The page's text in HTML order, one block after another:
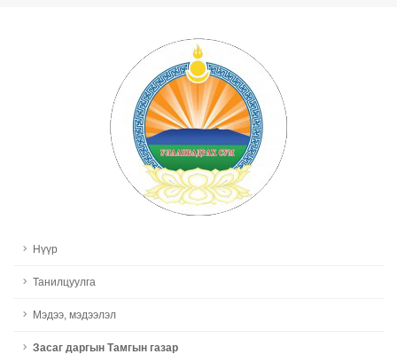
Нүүр
Танилцуулга
Мэдээ, мэдээлэл
Засаг даргын Тамгын газар